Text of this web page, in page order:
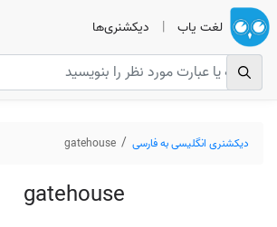
لغت یاب | دیکشنری‌ها
دیکشنری انگلیسی به فارسی gatehouse
gatehouse